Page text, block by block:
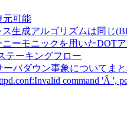
元可能
ス生成アルゴリズムは同じ
ニーモニックを用いたDOT
テーキングフロー
ーバダウン事象についてま
command 'Â ',